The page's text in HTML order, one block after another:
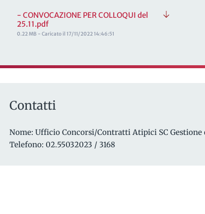
- CONVOCAZIONE PER COLLOQUI del
25.11.pdf
0.22 MB - Caricato il 17/11/2022 14:46:51
Contatti
Nome: Ufficio Concorsi/Contratti Atipici SC Gestione
Telefono: 02.55032023 / 3168